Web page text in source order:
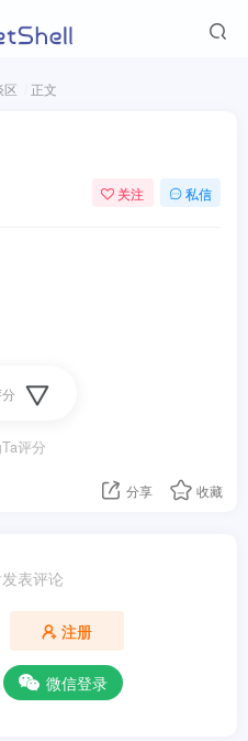
区 正文
关注 私信
评分
分享 收藏
表评论
注册
微信登录